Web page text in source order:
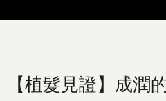
【植髮見證】成潤